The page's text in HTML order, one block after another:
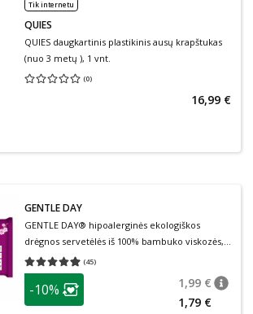
Tik internetu
QUIES
QUIES daugkartinis plastikinis ausų krapštukas
(nuo 3 metų ), 1 vnt.
(0)
Vidutinis įvertinimas 0.00
16,99 €
GENTLE DAY
GENTLE DAY® hipoalerginės ekologiškos
drėgnos servetėlės iš 100% bambuko viskozės,
10 vnt., 10 vnt.(45)
Vidutinis įvertinimas 4.96
patarimas
Lojalumo klubo narių nuolaida
-10% 1,99 €
1,79 €